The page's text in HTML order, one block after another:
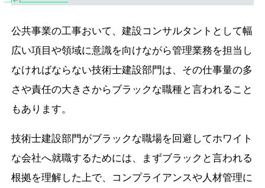
公共事業の工事おいて、建設コンサルタントとして幅
広い項目や領域に意識を向けながら管理業務を担当し
なければならない技術士建設部門は、その仕事量の多
さや責任の大きさからブラックな職種と言われること
もあります。
技術士建設部門がブラックな職場を回避してホワイト
な会社へ就職するためには、まずブラックと言われる
根拠を理解した上で、コンプライアンスや人材管理に